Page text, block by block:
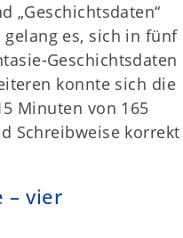
„Geschichtsdaten“
es, sich in fünf
Geschichtsdaten
konnte sich die
Minuten von 165
Schreibweise korrekt
– vier